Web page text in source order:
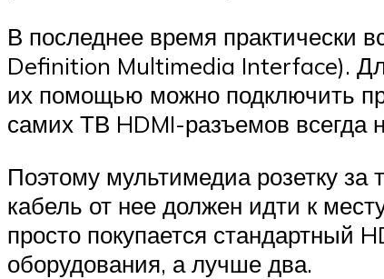
В последнее время практически
Definition Multimedia Interface).
их помощью можно подключить
самих ТВ HDMI-разъемов всегда
Поэтому мультимедиа розетку
кабель от нее должен идти к
просто покупается стандартный
оборудования, а лучше два.